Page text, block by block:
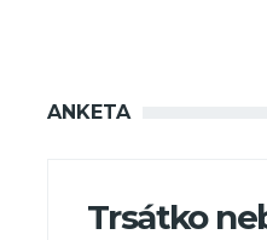
ANKETA
Trsátko